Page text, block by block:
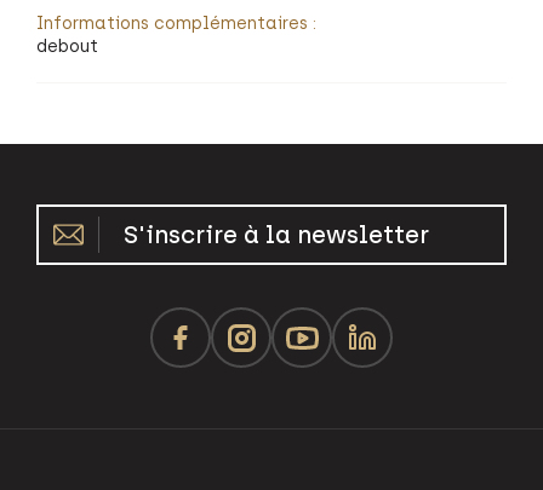
Informations complémentaires :
debout
S'inscrire à la newsletter